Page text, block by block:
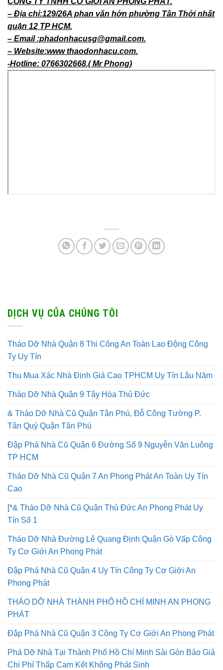
– Địa chỉ:129/26A phan văn hớn phường Tân Thới nhất
quận 12 TP HCM.
– Email :phadonhacusg@gmail.com.
– Website:www thaodonhacu.com.
-Hotline: 0766302668.( Mr Phong)
DỊCH VỤ CỦA CHÚNG TÔI
Tháo Dỡ Nhà Quận 8 Thi Công An Toàn Lao Động Công
Ty Uy Tín
Thu Mua Xác Nhà Định Giá Cao TPHCM Uy Tín Lâu Năm
Tháo Dỡ Nhà Quận 9 Tây Hòa Thủ Đức
& Tháo Dỡ Nhà Cũ Quận Tân Phú, Đỗ Công Tường P.
Tân Quý Quận Tân Phú
Đập Phá Nhà Cũ Quận 6 Đường Số 9 Nguyễn Văn Luông
TP HCM
Tháo Dỡ Nhà Cũ Quận 7 An Phong Phát An Toàn Uy Tín
Cao
[*& Tháo Dỡ Nhà Cũ Quận Thủ Đức An Phong Phát Uy
Tín Số 1
Tháo Dỡ Nhà Đường Lê Quang Định Quận Gò Vấp Công
Ty Cơ Giới An Phong Phát
Đập Phá Nhà Cũ Quận 4 Uy Tín Công Ty Cơ Giới An
Phong Phát
THÁO DỠ NHÀ THÀNH PHỐ HỒ CHÍ MINH AN PHONG
PHÁT
Đập Phá Nhà Cũ Quận 3 Công Ty Cơ Giới An Phong Phát
Phá Dỡ Nhà Tại Thành Phố Hồ Chí Minh Sài Gòn Báo Giá
Chi Phí Thấp Cam Kết Không Phát Sinh